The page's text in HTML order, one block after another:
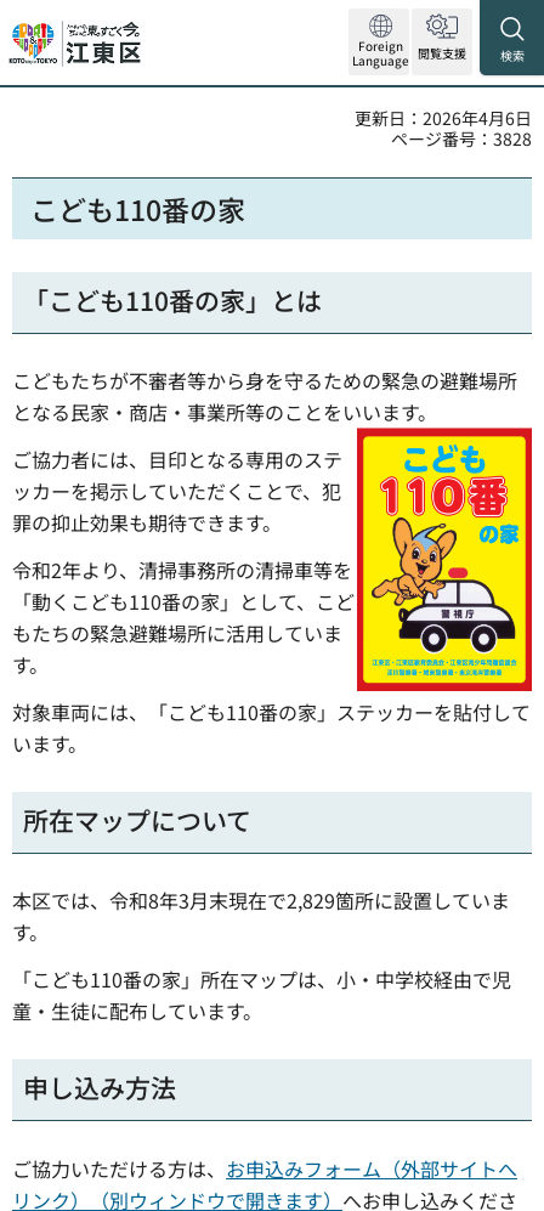
Foreign
Language 閲覧支援 検索
更新日：2026年4月6日
ページ番号：3828
こども110番の家
「こども110番の家」とは
こどもたちが不審者等から身を守るための緊急の避難場所
となる民家・商店・事業所等のことをいいます。
ご協力者には、目印となる専用のステ
ッカーを掲示していただくことで、犯
罪の抑止効果も期待できます。
令和2年より、清掃事務所の清掃車等を
「動くこども110番の家」として、こど
もたちの緊急避難場所に活用していま
す。
対象車両には、「こども110番の家」ステッカーを貼付して
います。
所在マップについて
本区では、令和8年3月末現在で2,829箇所に設置していま
す。
「こども110番の家」所在マップは、小・中学校経由で児
童・生徒に配布しています。
申し込み方法
ご協力いただける方は、 お申込みフォーム（外部サイトへ
リンク）（別ウィンドウで開きます） へお申し込みくださ